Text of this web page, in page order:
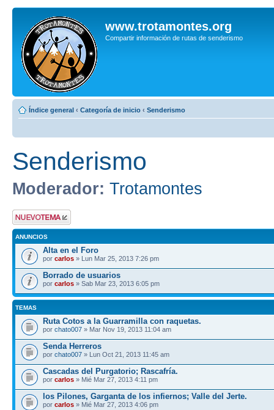
www.trotamontes.org
Compartir información de rutas de senderismo
Índice general ‹ Categoría de inicio ‹ Senderismo
Senderismo
Moderador: Trotamontes
Publicar un nuevo
tema
ANUNCIOS
Alta en el Foro
por carlos » Lun Mar 25, 2013 7:26 pm
Borrado de usuarios
por carlos » Sab Mar 23, 2013 6:05 pm
TEMAS
Ruta Cotos a la Guarramilla con raquetas.
por chato007 » Mar Nov 19, 2013 11:04 am
Senda Herreros
por chato007 » Lun Oct 21, 2013 11:45 am
Cascadas del Purgatorio; Rascafría.
por carlos » Mié Mar 27, 2013 4:11 pm
los Pilones, Garganta de los infiernos; Valle del Jerte.
por carlos » Mié Mar 27, 2013 4:06 pm